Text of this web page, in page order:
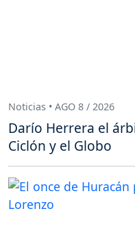
Noticias • AGO 8 / 2026
Darío Herrera el
Ciclón y el Globo